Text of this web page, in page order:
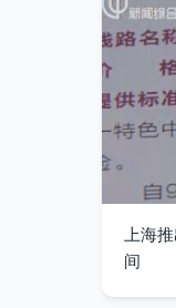
上海
间